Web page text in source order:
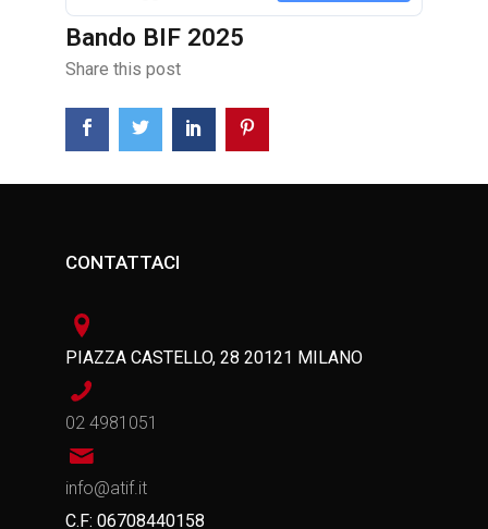
Bando BIF 2025
Share this post
CONTATTACI
PIAZZA CASTELLO, 28 20121 MILANO
02 4981051
info@atif.it
C.F: 06708440158